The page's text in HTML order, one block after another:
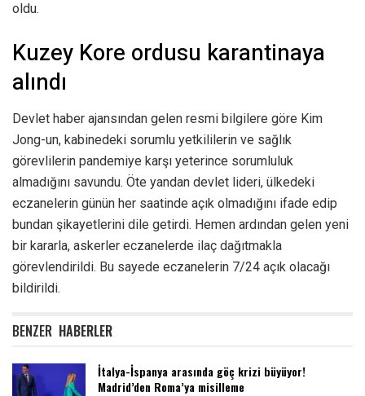
oldu.
Kuzey Kore ordusu karantinaya
alındı
Devlet haber ajansından gelen resmi bilgilere göre Kim
Jong-un, kabinedeki sorumlu yetkililerin ve sağlık
görevlilerin pandemiye karşı yeterince sorumluluk
almadığını savundu. Öte yandan devlet lideri, ülkedeki
eczanelerin günün her saatinde açık olmadığını ifade edip
bundan şikayetlerini dile getirdi. Hemen ardından gelen yeni
bir kararla, askerler eczanelerde ilaç dağıtmakla
görevlendirildi. Bu sayede eczanelerin 7/24 açık olacağı
bildirildi.
BENZER HABERLER
İtalya-İspanya arasında göç krizi büyüyor!
Madrid’den Roma’ya misilleme